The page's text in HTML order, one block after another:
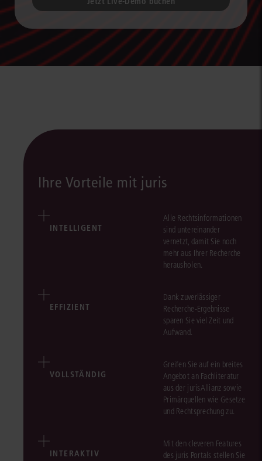
Ihre Vorteile mit juris
INTELLIGENT
Alle Rechtsinformationen
sind untereinander
vernetzt, damit Sie noch
mehr aus Ihrer Recherche
herausholen.
EFFIZIENT
Dank zuverlässiger
Recherche-Ergebnisse
sparen Sie viel Zeit und
Aufwand.
VOLLSTÄNDIG
Greifen Sie auf ein breites
Angebot an Fachliteratur
aus der jurisAllianz sowie
Primärquellen wie Gesetze
und Rechtsprechung zu.
INTERAKTIV
Mit den cleveren Features
des juris Portals stellen Sie